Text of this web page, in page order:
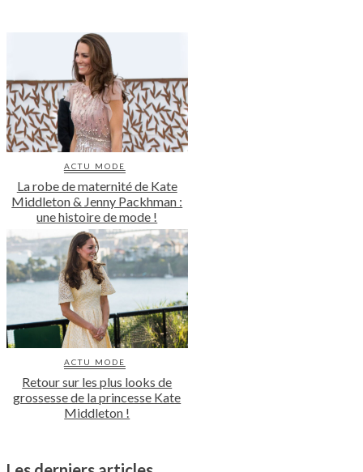
ACTU MODE
La robe de maternité de Kate
Middleton & Jenny Packhman :
une histoire de mode !
ACTU MODE
Retour sur les plus looks de
grossesse de la princesse Kate
Middleton !